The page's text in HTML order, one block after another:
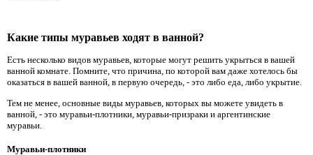
Какие типы муравьев ходят в ванной?
Есть несколько видов муравьев, которые могут решить укрыться в вашей
ванной комнате. Помните, что причина, по которой вам даже хотелось бы
оказаться в вашей ванной, в первую очередь, - это либо еда, либо укрытие.
Тем не менее, основные виды муравьев, которых вы можете увидеть в
ванной, - это муравьи-плотники, муравьи-призраки и аргентинские
муравьи.
Муравьи-плотники